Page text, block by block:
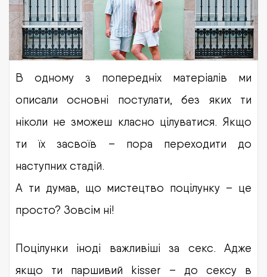
В одному з попередніх матеріалів ми
описали основні постулати, без яких ти
ніколи не зможеш класно цілуватися. Якщо
ти їх засвоїв – пора переходити до
наступних стадій.
А ти думав, що мистецтво поцілунку – це
просто? Зовсім ні!
Поцілунки іноді важливіші за секс. Адже
якщо ти паршивий kisser – до сексу в